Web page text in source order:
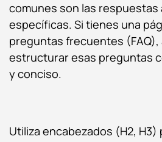
comunes son las respuestas
específicas. Si tienes una
preguntas frecuentes
estructurar esas preguntas
y conciso.
Utiliza encabezados (H2,